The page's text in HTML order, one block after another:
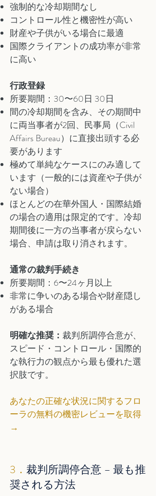
強制的な冷却期間なし
コントロール性と機密性が高い
財産や子供がいる場合に最適
国際クライアントの成功率が非常
に高い
行政登録
所要期間：30〜60日 30日
間の冷却期間を含み、その期間中
に両当事者が2回、民事局（Civil
Affairs Bureau）に直接出頭する必
要があります
極めて単純なケースにのみ適して
います（一般的には資産や子供が
ない場合）
ほとんどの在華外国人・国際結婚
の場合の適用は限定的です。冷却
期間後に一方の当事者が戻らない
場合、申請は取り消されます。
通常の裁判手続き
所要期間：6〜24ヶ月以上
非常に争いのある場合や財産隠し
がある場合
明確な推奨： 裁判所調停合意が、
スピード・コントロール・国際的
な執行力の観点から最も優れた選
択肢です。
あなたの正確な状況に関するフロ
ーラの無料の機密レビューを取得
→
3． 裁判所調停合意 – 最も推
奨される方法